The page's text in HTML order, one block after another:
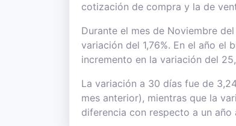
cotización de compra y la de
Durante el mes de Noviembre
variación del 1,76%. En el año
incremento en la variación del
La variación a 30 días fue de
mes anterior), mientras que la
diferencia con respecto a un año